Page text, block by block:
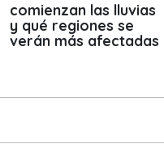
comienzan las lluvias
y qué regiones se
verán más afectadas